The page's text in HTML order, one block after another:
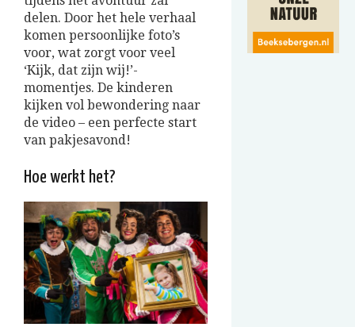
delen. Door het hele verhaal
komen persoonlijke foto’s
voor, wat zorgt voor veel
‘Kijk, dat zijn wij!’-
momentjes. De kinderen
kijken vol bewondering naar
de video – een perfecte start
van pakjesavond!
Hoe werkt het?